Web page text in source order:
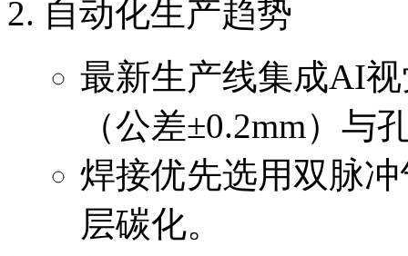
自动化生产趋势
最新生产线集成AI
（公差±0.2mm）与
焊接优先选用双脉
层碳化。